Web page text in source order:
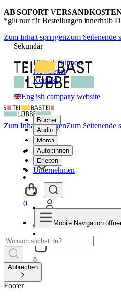
AB SOFORT
*gilt nur für Bestellungen innerhalb
Zum Inhalt springenZum Seitenende
Sekundär
Hilfe & Support
Newsletter
Kontakt
English company website
Bücher
Audio
Merch
Autor:innen
Erleben
Unternehmen
0
Zum Inhalt springenZum Seitenende
0
Mobile Navigation
Abbrechen
Footer